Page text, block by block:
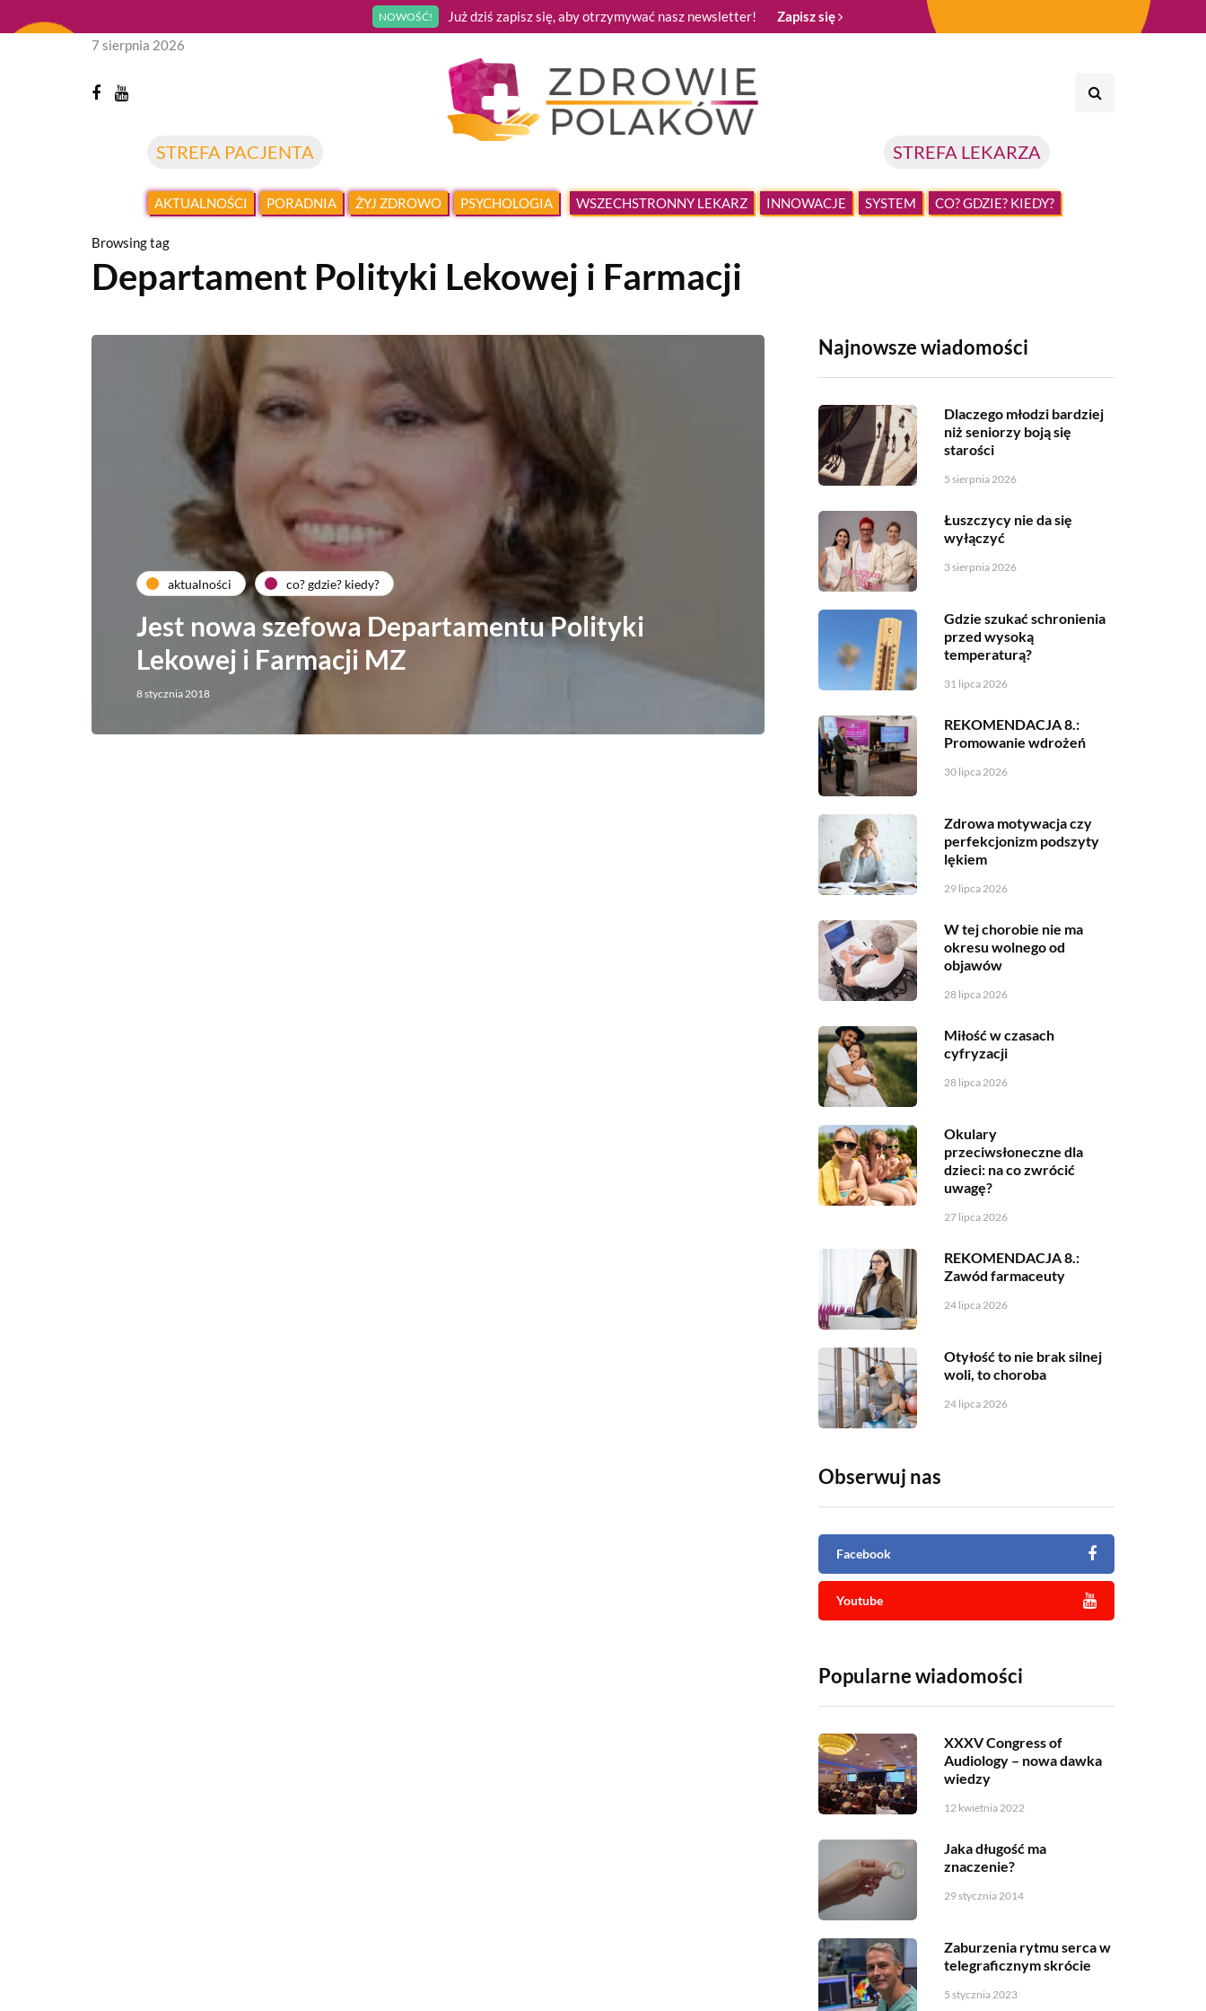
NOWOŚĆ! Już dziś zapisz się, aby otrzymywać nasz newsletter! Zapisz się
STREFA PACJENTA STREFA LEKARZA
7 sierpnia 2026
AKTUALNOŚCI PORADNIA ŻYJ ZDROWO PSYCHOLOGIA WSZECHSTRONNY LEKARZ INNOWACJE SYSTEM CO? GDZIE? KIEDY?
Browsing tag
Departament Polityki Lekowej i Farmacji
aktualności co? gdzie? kiedy?
Jest nowa szefowa Departamentu Polityki
Lekowej i Farmacji MZ
8 stycznia 2018
Najnowsze wiadomości
Dlaczego młodzi bardziej
niż seniorzy boją się
starości
5 sierpnia 2026
Łuszczycy nie da się
wyłączyć
3 sierpnia 2026
Gdzie szukać schronienia
przed wysoką
temperaturą?
31 lipca 2026
REKOMENDACJA 8.:
Promowanie wdrożeń
30 lipca 2026
Zdrowa motywacja czy
perfekcjonizm podszyty
lękiem
29 lipca 2026
W tej chorobie nie ma
okresu wolnego od
objawów
28 lipca 2026
Miłość w czasach
cyfryzacji
28 lipca 2026
Okulary
przeciwsłoneczne dla
dzieci: na co zwrócić
uwagę?
27 lipca 2026
REKOMENDACJA 8.:
Zawód farmaceuty
24 lipca 2026
Otyłość to nie brak silnej
woli, to choroba
24 lipca 2026
Obserwuj nas
Facebook
Youtube
Popularne wiadomości
XXXV Congress of
Audiology – nowa dawka
wiedzy
12 kwietnia 2022
Jaka długość ma
znaczenie?
29 stycznia 2014
Zaburzenia rytmu serca w
telegraficznym skrócie
5 stycznia 2023